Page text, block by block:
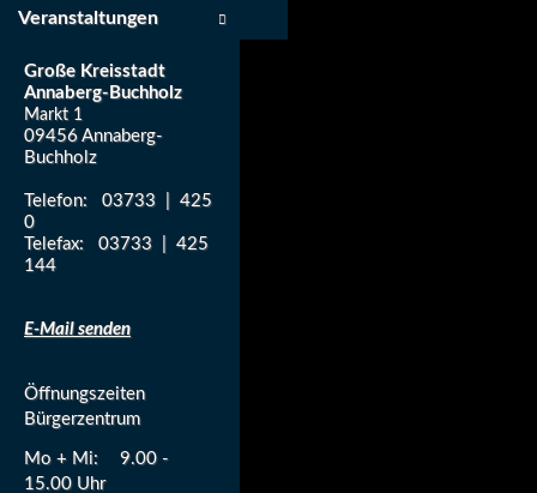
Veranstaltungen
Große Kreisstadt
Annaberg-Buchholz
Markt 1
09456 Annaberg-
Buchholz
Telefon: 03733 | 425
0
Telefax: 03733 | 425
144
E-Mail senden
Öffnungszeiten
Bürgerzentrum
Mo + Mi:
9.00 -
15.00 Uhr